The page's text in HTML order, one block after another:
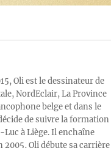
Oli est le dessinateur de
NordEclair, La Province
belge et dans le
de suivre la formation
à Liège. Il enchaîne
Oli débute sa carrière